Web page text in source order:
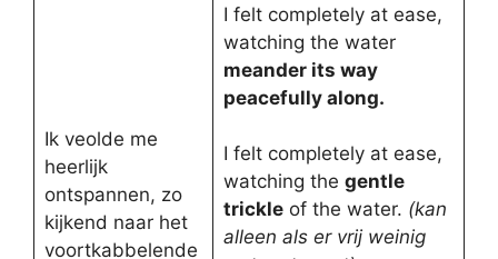
Ik veolde me
heerlijk
ontspannen, zo
kijkend naar het
voortkabbelende
I felt completely at ease,
watching the water
meander its way
peacefully along.
I felt completely at ease,
watching the gentle
trickleof the water. (kan
alleen als er vrij weinig